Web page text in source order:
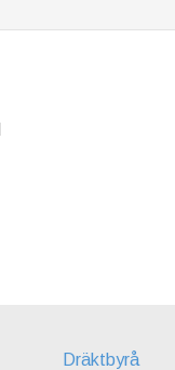
Dräktbyrå